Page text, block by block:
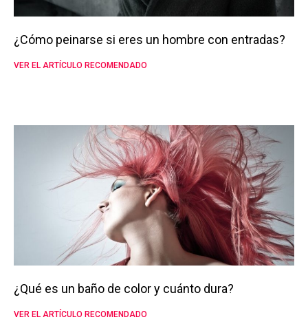
¿Cómo peinarse si eres un hombre con entradas?
VER EL ARTÍCULO RECOMENDADO
¿Qué es un baño de color y cuánto dura?
VER EL ARTÍCULO RECOMENDADO